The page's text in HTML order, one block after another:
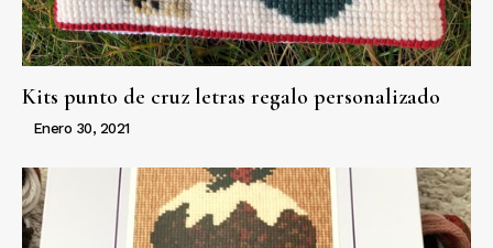
Kits punto de cruz letras regalo personalizado
Enero 30, 2021